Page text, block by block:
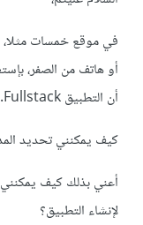
في موقع خمسات مثلا،
أن التطبيق Fullstack.
كيف يمكنني تحديد
أعني بذلك كيف يمكنني
لإنشاء التطبيق؟